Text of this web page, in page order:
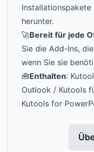
herunter.
🚀Bereit für jede
Sie die Add-Ins,
wenn Sie sie
🧰Enthalten:
Outlook / Kutools
Kutools for